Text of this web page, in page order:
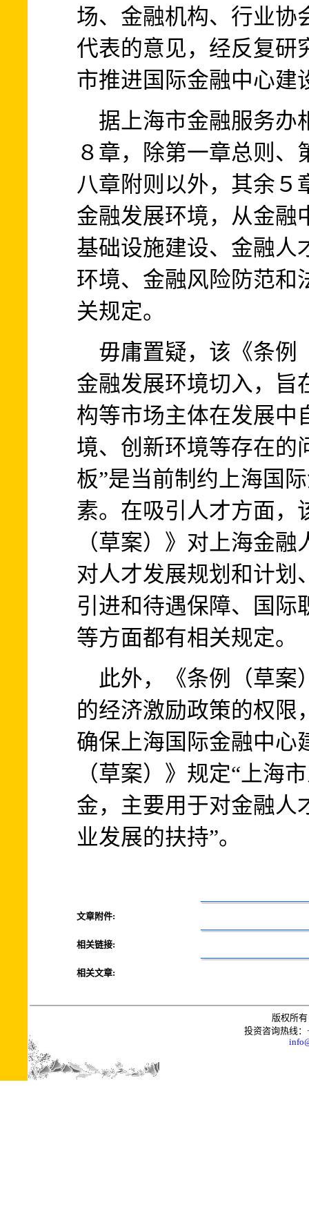
场、金融机构、行业协
代表的意见，经反复研
市推进国际金融中心
据上海市金融服务办
８章，除第一章总则
八章附则以外，其余５
金融发展环境，从金融
基础设施建设、金融人
环境、金融风险防范和
关规定。
毋庸置疑，该《条例
金融发展环境切入，旨
构等市场主体在发展中
境、创新环境等存在的
板”是当前制约上海国
素。在吸引人才方面，
（草案）》对上海金
对人才发展规划和计划
引进和待遇保障、国际
等方面都有相关规定。
此外，《条例（草案
的经济激励政策的权限
确保上海国际金融中心
（草案）》规定“上海
金，主要用于对金融人
业发展的扶持”。
文章附件:
相关链接:
相关文章:
版权所
投资咨询热线：